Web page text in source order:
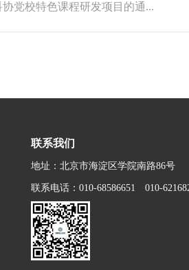
党校特色课程研发项目的通...
联系我们
地址：北京市海淀区学院南路86号
联系电话：010-68586651 010-